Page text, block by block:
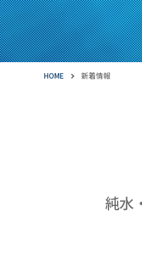
HOME 新着情報
純水